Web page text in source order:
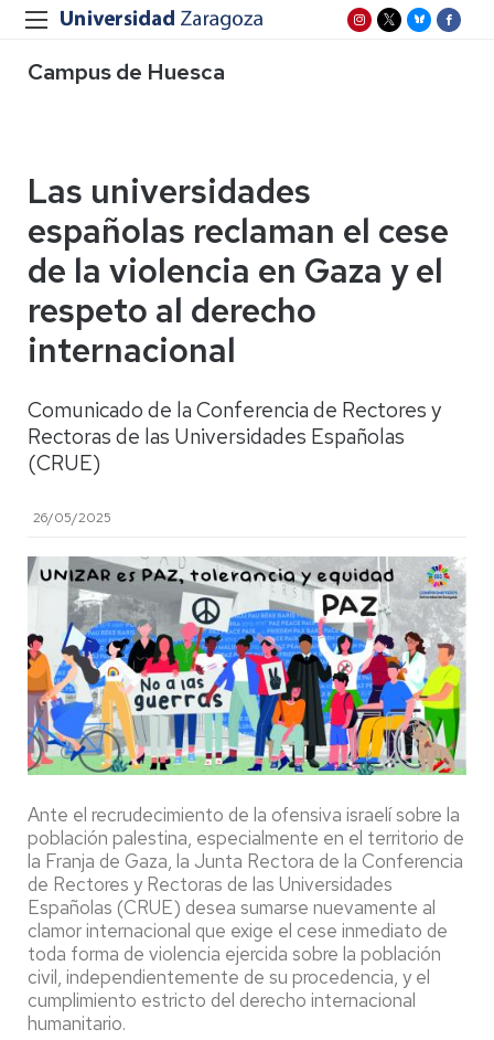
Campus de Huesca
Las universidades
españolas reclaman el cese
de la violencia en Gaza y el
respeto al derecho
internacional
Comunicado de la Conferencia de Rectores y
Rectoras de las Universidades Españolas
(CRUE)
26/05/2025
Ante el recrudecimiento de la ofensiva israelí sobre la
población palestina, especialmente en el territorio de
la Franja de Gaza, la Junta Rectora de la Conferencia
de Rectores y Rectoras de las Universidades
Españolas (CRUE) desea sumarse nuevamente al
clamor internacional que exige el cese inmediato de
toda forma de violencia ejercida sobre la población
civil, independientemente de su procedencia, y el
cumplimiento estricto del derecho internacional
humanitario.